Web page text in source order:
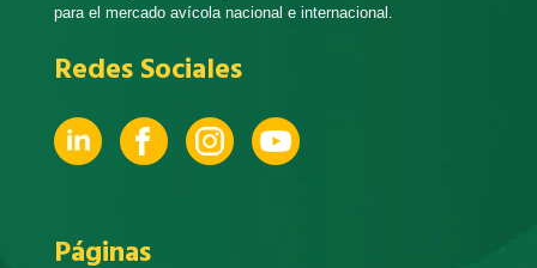
para el mercado avícola nacional e internacional.
Redes Sociales
Páginas